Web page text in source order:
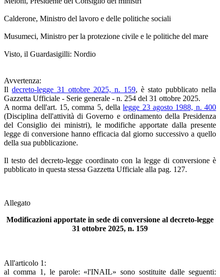
Calderone, Ministro del lavoro e delle politiche sociali
Musumeci, Ministro per la protezione civile e le politiche del mare
Visto, il Guardasigilli: Nordio
Avvertenza:
Il decreto-legge 31 ottobre 2025, n. 159, è stato pubblicato nella
Gazzetta Ufficiale - Serie generale - n. 254 del 31 ottobre 2025.
A norma dell'art. 15, comma 5, dellalegge 23 agosto 1988, n. 400
(Disciplina dell'attività di Governo e ordinamento della Presidenza
del Consiglio dei ministri), le modifiche apportate dalla presente
legge di conversione hanno efficacia dal giorno successivo a quello
della sua pubblicazione.
Il testo del decreto-legge coordinato con la legge di conversione è
pubblicato in questa stessa Gazzetta Ufficiale alla pag. 127.
Allegato
Modificazioni apportate in sede di conversione al decreto-legge
31 ottobre 2025, n. 159
All'articolo 1:
al comma 1, le parole: «l'INAIL» sono sostituite dalle seguenti: